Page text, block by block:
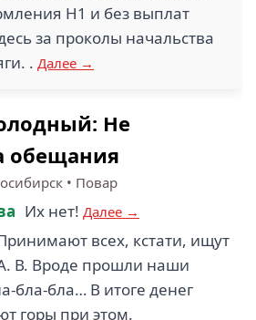
Н1 и без выплат
за проколы начальства
. Далее →
Не
обещания
• Повар
Их нет! Далее →
всех, кстати, ищут
В. Вроде прошли наши
бла-бла… В итоге денег
горы при этом.